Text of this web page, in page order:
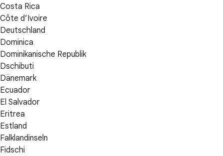
Costa Rica
Côte d’Ivoire
Deutschland
Dominica
Dominikanische Republik
Dschibuti
Dänemark
Ecuador
El Salvador
Eritrea
Estland
Falklandinseln
Fidschi